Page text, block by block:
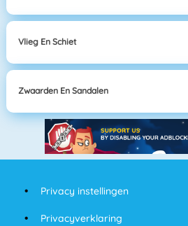
Vlieg En Schiet
Zwaarden En Sandalen
Privacy instellingen
Privacyverklaring